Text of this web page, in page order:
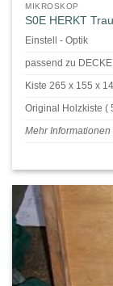
MIKROSKOP
S0E HERKT
Einstell - Optik
passend zu
Kiste 265 x 155 x
Original Holzkiste (
Mehr